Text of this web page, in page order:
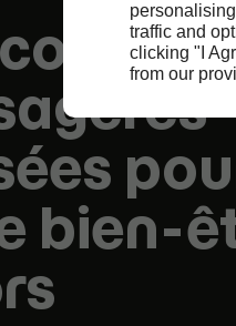
traffic and
clicking "I
from our
bien-